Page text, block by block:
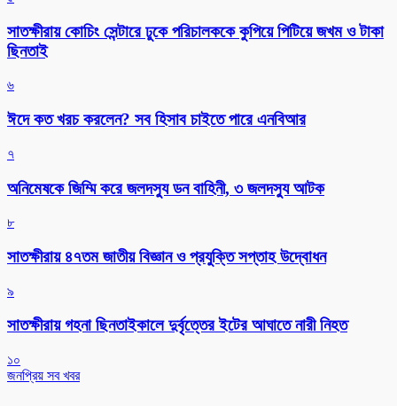
সাতক্ষীরায় কোচিং সেন্টারে ঢুকে পরিচালককে কুপিয়ে পিটিয়ে জখম ও টাকা
ছিনতাই
৬
ঈদে কত খরচ করলেন? সব হিসাব চাইতে পারে এনবিআর
৭
অনিমেষকে জিম্মি করে জলদস্যু ডন বাহিনী, ৩ জলদস্যু আটক
৮
সাতক্ষীরায় ৪৭তম জাতীয় বিজ্ঞান ও প্রযুক্তি সপ্তাহ উদ্বোধন
৯
সাতক্ষীরায় গহনা ছিনতাইকালে দুর্বৃত্তের ইটের আঘাতে নারী নিহত
১০
জনপ্রিয় সব খবর